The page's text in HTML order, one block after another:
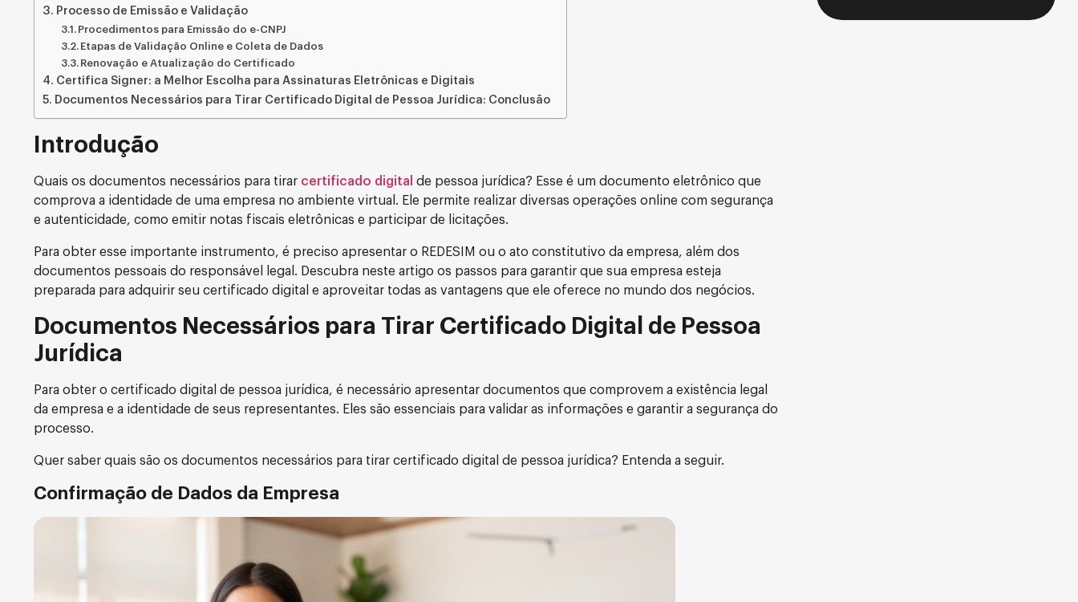
Processo de Emissão e Validação
Procedimentos para Emissão do e-CNPJ
Etapas de Validação Online e Coleta de Dados
Renovação e Atualização do Certificado
Certifica Signer: a Melhor Escolha para Assinaturas Eletrônicas e Digitais
Documentos Necessários para Tirar Certificado Digital de Pessoa Jurídica: Conclusão
Introdução
Quais os documentos necessários para tirar certificado digital de pessoa jurídica? Esse é um documento eletrônico que
comprova a identidade de uma empresa no ambiente virtual. Ele permite realizar diversas operações online com segurança
e autenticidade, como emitir notas fiscais eletrônicas e participar de licitações.
Para obter esse importante instrumento, é preciso apresentar o REDESIM ou o ato constitutivo da empresa, além dos
documentos pessoais do responsável legal. Descubra neste artigo os passos para garantir que sua empresa esteja
preparada para adquirir seu certificado digital e aproveitar todas as vantagens que ele oferece no mundo dos negócios.
Documentos Necessários para Tirar Certificado Digital de Pessoa
Jurídica
Para obter o certificado digital de pessoa jurídica, é necessário apresentar documentos que comprovem a existência legal
da empresa e a identidade de seus representantes. Eles são essenciais para validar as informações e garantir a segurança do
processo.
Quer saber quais são os documentos necessários para tirar certificado digital de pessoa jurídica? Entenda a seguir.
Confirmação de Dados da Empresa